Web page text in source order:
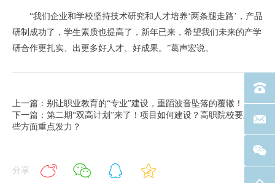
“我们企业和学校坚持技术研究和人才培养‘两条腿走路’，产品
研制成功了，学生素质也提高了，新年已来，希望我们未来的产学
研合作更扎实、出更多好人才、好成果。”葛声宏说。
上一篇：别让职业教育的“专业”建设，重蹈波音坠落的覆辙！
下一篇：第二期“双高计划”来了！项目如何建设？高职院校要从哪
些方面重点发力？
分享
电话
联系